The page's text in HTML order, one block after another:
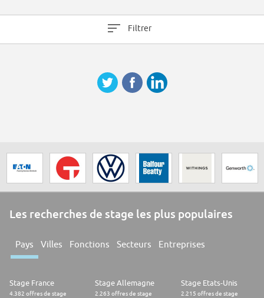
Filtrer
Les recherches de stage les plus populaires
Pays Villes Fonctions Secteurs Entreprises
Stage France
4.382 offres de stage
Stage Allemagne
2.263 offres de stage
Stage Etats-Unis
2.215 offres de stage